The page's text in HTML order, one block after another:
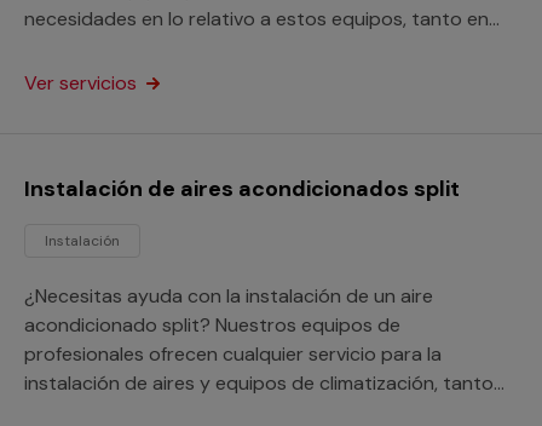
necesidades en lo relativo a estos equipos, tanto en
Ver servicios
Instalación de aires acondicionados split
Instalación
¿Necesitas ayuda con la instalación de un aire
acondicionado split? Nuestros equipos de
profesionales ofrecen cualquier servicio para la
instalación de aires y equipos de climatización, tanto